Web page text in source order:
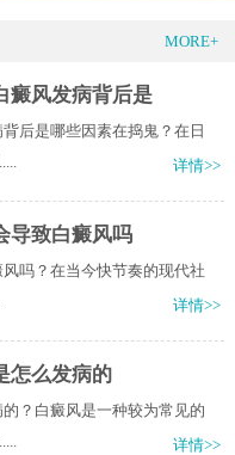
MORE+
癜风发病背后是
后是哪些因素在捣鬼？在日
详情>>
导致白癜风吗
吗？在当今快节奏的现代社
详情>>
怎么发病的
？白癜风是一种较为常见的
详情>>